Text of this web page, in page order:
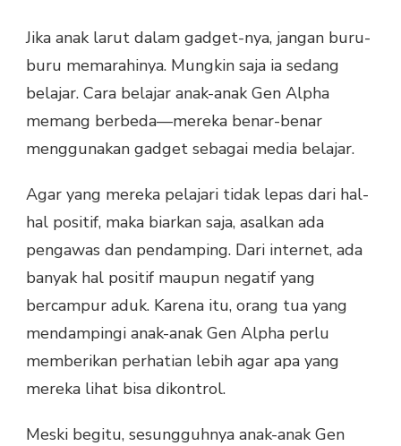
HURUF
Jika anak larut dalam gadget-nya, jangan buru-
buru memarahinya. Mungkin saja ia sedang
belajar. Cara belajar anak-anak Gen Alpha
memang berbeda—mereka benar-benar
menggunakan gadget sebagai media belajar.
Agar yang mereka pelajari tidak lepas dari hal-
hal positif, maka biarkan saja, asalkan ada
pengawas dan pendamping. Dari internet, ada
banyak hal positif maupun negatif yang
bercampur aduk. Karena itu, orang tua yang
mendampingi anak-anak Gen Alpha perlu
memberikan perhatian lebih agar apa yang
mereka lihat bisa dikontrol.
Meski begitu, sesungguhnya anak-anak Gen